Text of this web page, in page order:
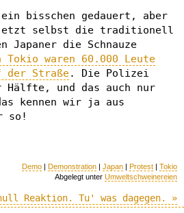
bisschen gedauert, aber
jetzt selbst die traditionell
Japaner die Schnauze
Tokio waren 60.000 Leute
der Straße. Die Polizei
und das auch nur
kennen wir ja aus
so!
Demo | Demonstration | Japan | Protest | Tokio
Abgelegt unter Umweltschweinereien
Reaktion. Tu' was dagegen. »